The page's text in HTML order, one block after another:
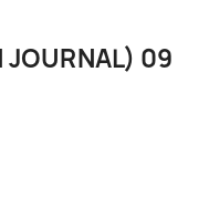
JOURNAL) 09